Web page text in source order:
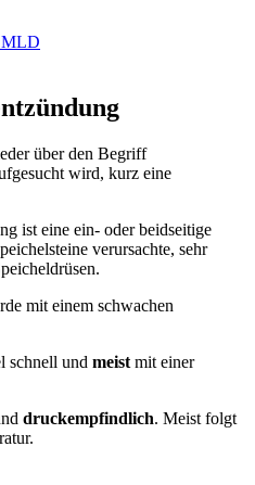
MLD
über den Begriff
wird, kurz eine
ist eine ein- oder beidseitige
verursachte, sehr
mit einem schwachen
schnell und meist mit einer
druckempfindlich. Meist folgt